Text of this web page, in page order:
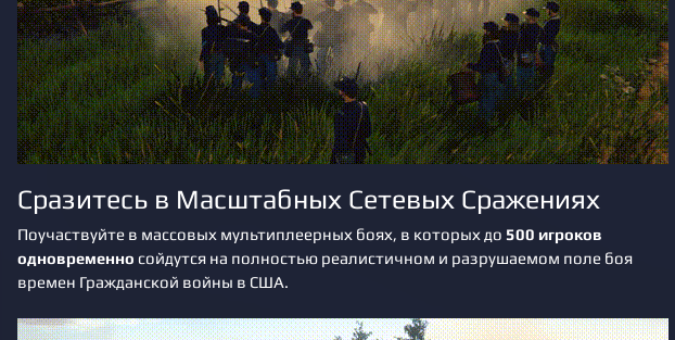
Сразитесь в Масштабных Сетевых Сражениях
Поучаствуйте в массовых мультиплеерных боях, в которых до 500 игроков
одновременно сойдутся на полностью реалистичном и разрушаемом поле боя
времен Гражданской войны в США.